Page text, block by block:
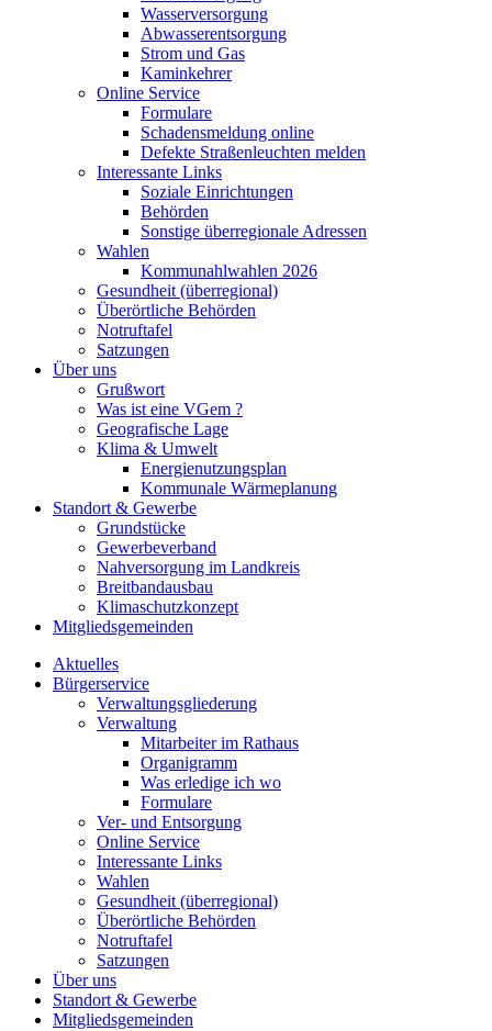
Wasserversorgung
Abwasserentsorgung
Strom und Gas
Kaminkehrer
Online Service
Formulare
Schadensmeldung online
Defekte Straßenleuchten melden
Interessante Links
Soziale Einrichtungen
Behörden
Sonstige überregionale Adressen
Wahlen
Kommunahlwahlen 2026
Gesundheit (überregional)
Überörtliche Behörden
Notruftafel
Satzungen
Über uns
Grußwort
Was ist eine VGem ?
Geografische Lage
Klima & Umwelt
Energienutzungsplan
Kommunale Wärmeplanung
Standort & Gewerbe
Grundstücke
Gewerbeverband
Nahversorgung im Landkreis
Breitbandausbau
Klimaschutzkonzept
Mitgliedsgemeinden
Aktuelles
Bürgerservice
Verwaltungsgliederung
Verwaltung
Mitarbeiter im Rathaus
Organigramm
Was erledige ich wo
Formulare
Ver- und Entsorgung
Online Service
Interessante Links
Wahlen
Gesundheit (überregional)
Überörtliche Behörden
Notruftafel
Satzungen
Über uns
Standort & Gewerbe
Mitgliedsgemeinden